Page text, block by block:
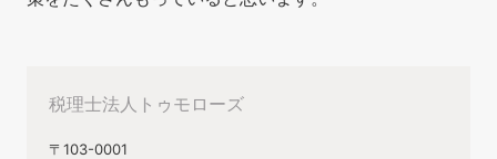
税理士法人トゥモローズ
〒103-0001